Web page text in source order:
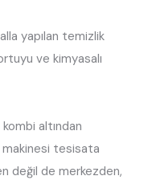
yapılan temizlik
ve kimyasalı
altından
makinesi tesisata
değil de merkezden,